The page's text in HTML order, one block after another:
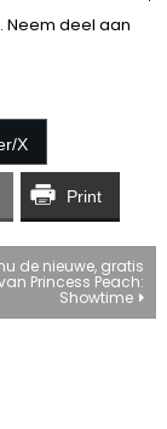
. Neem deel aan
X
Print
de nieuwe, gratis
Princess Peach:
Showtime